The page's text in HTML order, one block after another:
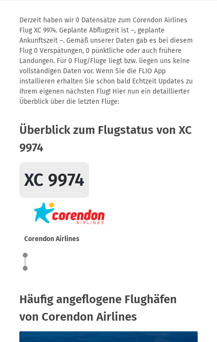
Derzeit haben wir 0 Datensätze zum Corendon Airlines
Flug XC 9974. Geplante Abflugzeit ist –, geplante
Ankunftszeit –. Gemäß unserer Daten gab es bei diesem
Flug 0 Verspätungen, 0 pünktliche oder auch frühere
Landungen. Für 0 Flug/Flüge liegt bzw. liegen uns keine
vollständigen Daten vor. Wenn Sie die FLIO App
installieren erhalten Sie schon bald Echtzeit Updates zu
Ihrem eigenen nächsten Flug! Hier nun ein detaillierter
Überblick über die letzten Flüge:
Überblick zum Flugstatus von XC
9974
XC 9974
Corendon Airlines
Häufig angeflogene Flughäfen
von Corendon Airlines